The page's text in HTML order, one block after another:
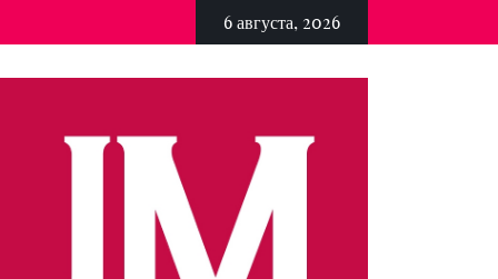
6 августа, 2026